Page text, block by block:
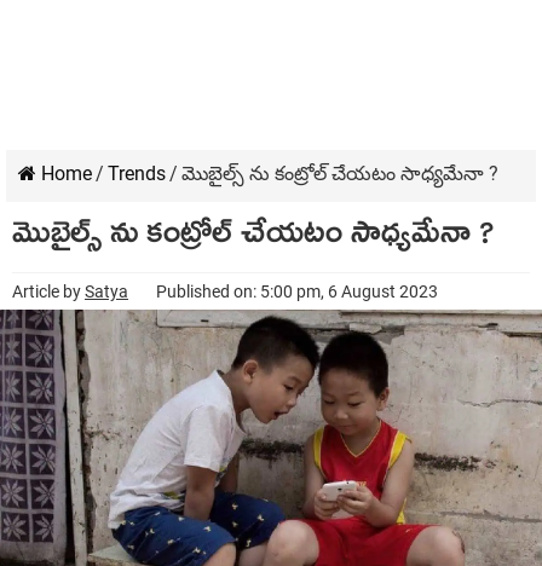
Home/ Trends/ మొబైల్స్ ను కంట్రోల్ చేయటం సాధ్యమేనా ?
మొబైల్స్ ను కంట్రోల్ చేయటం సాధ్యమేనా ?
Article bySatya Published on: 5:00 pm, 6 August 2023